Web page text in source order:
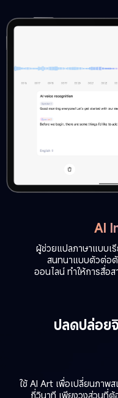
AI
ผู้ช่วยแปลภาษาแบบเ
สนทนาแบบตัวต่อตั
ออนไลน์ ทำให้การสื่อส
ปลดปล่อย
ใช้ AI Art เพื่อเปลี่ยนภาพ
กี่วินาที เพียงวงส่วนที่ต้